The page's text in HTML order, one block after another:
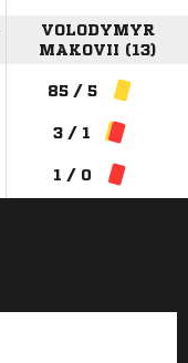
VOLODYMYR
MAKOVII (13)
85 / 5
3 / 1
1 / 0